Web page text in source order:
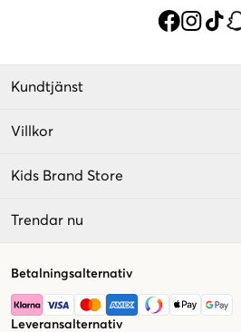
Kundtjänst
Villkor
Kids Brand Store
Trendar nu
Betalningsalternativ
Leveransalternativ